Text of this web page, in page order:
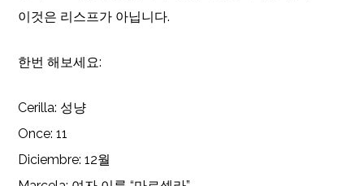
이것은 리스프가 아닙니다.
한번 해보세요:
Cerilla: 성냥
Once: 11
Diciembre: 12월